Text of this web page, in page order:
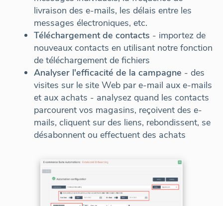
livraison des e-mails, les délais entre les
messages électroniques, etc.
Téléchargement de contacts - importez de
nouveaux contacts en utilisant notre fonction
de téléchargement de fichiers
Analyser l'efficacité de la campagne - des
visites sur le site Web par e-mail aux e-mails
et aux achats - analysez quand les contacts
parcourent vos magasins, reçoivent des e-
mails, cliquent sur des liens, rebondissent, se
désabonnent ou effectuent des achats